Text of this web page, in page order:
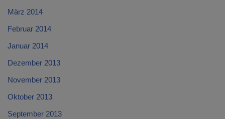
März 2014
Februar 2014
Januar 2014
Dezember 2013
November 2013
Oktober 2013
September 2013